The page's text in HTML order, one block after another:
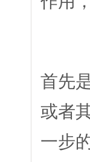
首先
或者
一步